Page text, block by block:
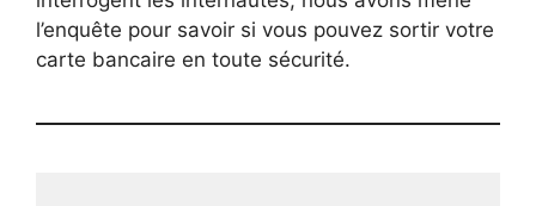
l’enquête pour savoir si vous pouvez sortir votre
carte bancaire en toute sécurité.